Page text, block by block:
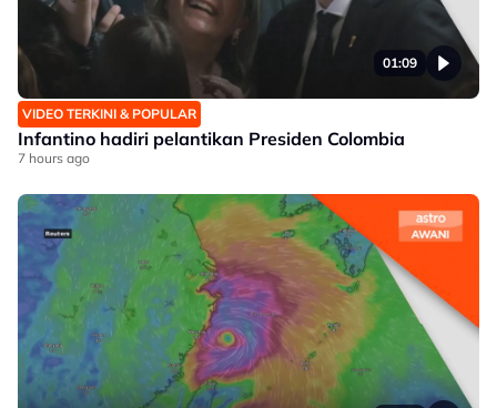
01:09
VIDEO TERKINI & POPULAR
Infantino hadiri pelantikan Presiden Colombia
7 hours ago